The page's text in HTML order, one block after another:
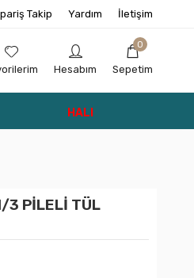
Takip Yardım İletişim
Hesabım
0
Sepetim
HALI
3 PİLELİ TÜL